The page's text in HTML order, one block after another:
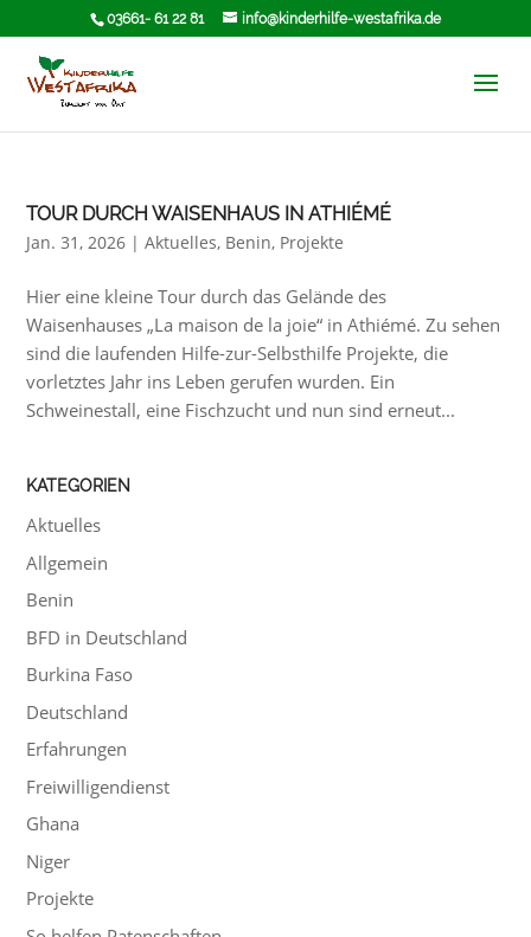
03661- 61 22 81 info@kinderhilfe-westafrika.de
TOUR DURCH WAISENHAUS IN ATHIÉMÉ
Jan. 31, 2026 |Aktuelles, Benin, Projekte
Hier eine kleine Tour durch das Gelände des
Waisenhauses „La maison de la joie“ in Athiémé. Zu sehen
sind die laufenden Hilfe-zur-Selbsthilfe Projekte, die
vorletztes Jahr ins Leben gerufen wurden. Ein
Schweinestall, eine Fischzucht und nun sind erneut...
KATEGORIEN
Aktuelles
Allgemein
Benin
BFD in Deutschland
Burkina Faso
Deutschland
Erfahrungen
Freiwilligendienst
Ghana
Niger
Projekte